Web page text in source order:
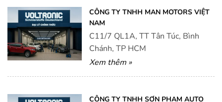
CÔNG TY TNHH MAN MOTORS VIỆT
NAM
C11/7 QL1A, TT Tân Túc, Bình
Chánh, TP HCM
Xem thêm »
CÔNG TY TNHH SƠN PHẠM AUTO